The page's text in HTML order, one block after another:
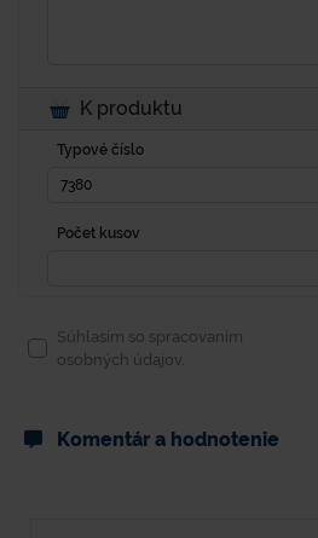
K produktu
Typové číslo
Počet kusov
Súhlasím so spracovaním
osobných údajov.
Komentár a hodnotenie